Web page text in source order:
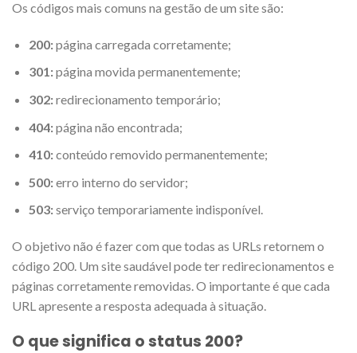
Os códigos mais comuns na gestão de um site são:
200:página carregada corretamente;
301:página movida permanentemente;
302:redirecionamento temporário;
404:página não encontrada;
410:conteúdo removido permanentemente;
500:erro interno do servidor;
503:serviço temporariamente indisponível.
O objetivo não é fazer com que todas as URLs retornem o
código 200. Um site saudável pode ter redirecionamentos e
páginas corretamente removidas. O importante é que cada
URL apresente a resposta adequada à situação.
O que significa o status 200?